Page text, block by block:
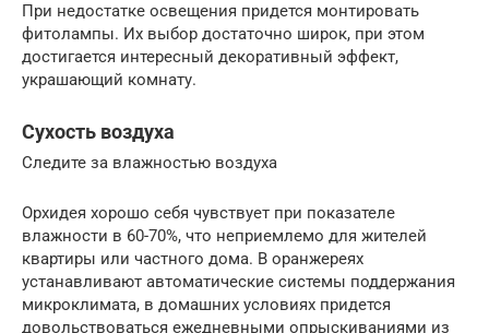
При недостатке освещения придется монтировать
фитолампы. Их выбор достаточно широк, при этом
достигается интересный декоративный эффект,
украшающий комнату.
Сухость воздуха
Следите за влажностью воздуха
Орхидея хорошо себя чувствует при показателе
влажности в 60-70%, что неприемлемо для жителей
квартиры или частного дома. В оранжереях
устанавливают автоматические системы поддержания
микроклимата, в домашних условиях придется
довольствоваться ежедневными опрыскиваниями из